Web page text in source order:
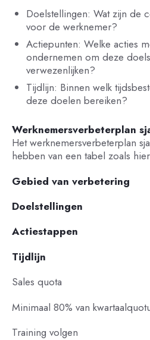
Doelstellingen: Wat zijn de
voor de werknemer?
Actiepunten: Welke acties
ondernemen om deze
verwezenlijken?
Tijdlijn: Binnen welk
deze doelen bereiken?
Werknemersverbeterplan
Het werknemersverbeterplan
hebben van een tabel zoals
Gebied van verbetering
Doelstellingen
Actiestappen
Tijdlijn
Sales quota
Minimaal 80% van
Training volgen